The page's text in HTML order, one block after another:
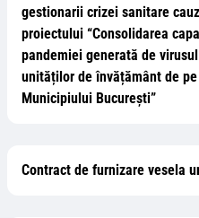
gestionarii crizei sanitare
proiectului “Consolidarea
pandemiei generată de
unităților de învățământ de
Municipiului București”
Contract de furnizare vesela